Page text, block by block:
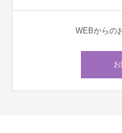
WEBからの